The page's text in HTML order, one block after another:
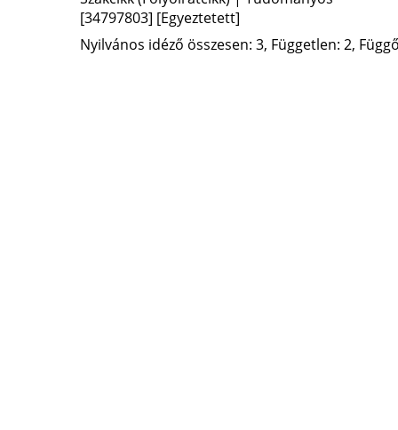
[34797803] [Egyeztetett]
Nyilvános idéző összesen: 3, Független: 2,